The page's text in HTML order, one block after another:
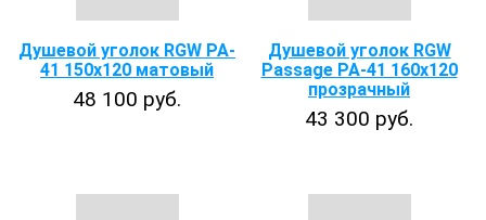
Душевой уголок RGW PA-
41 150x120 матовый
48 100 руб.
Душевой уголок RGW
Passage PA-41 160х120
прозрачный
43 300 руб.